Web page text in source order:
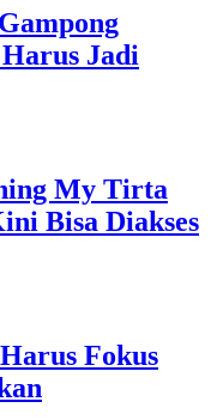
Jadi
My Tirta
Bisa Diakses
Fokus